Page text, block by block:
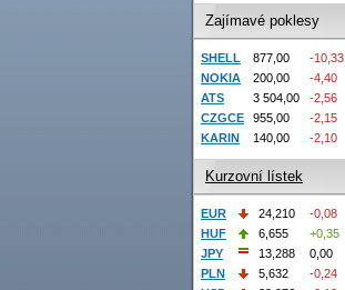
Zajímavé poklesy
SHELL 877,00
-10,33
NOKIA
200,00
-4,40
ATS
3 504,00
-2,56
CZGCE
955,00
-2,15
KARIN
140,00 -2,10
Kurzovní lístek
EUR 24,210
-0,08
HUF
6,655
+0,35
JPY
13,288
0,00
PLN
5,632
-0,24